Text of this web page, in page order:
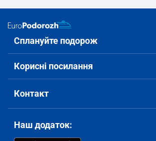
Сплануйте подорож
Корисні посилання
Контакт
Наш додаток: